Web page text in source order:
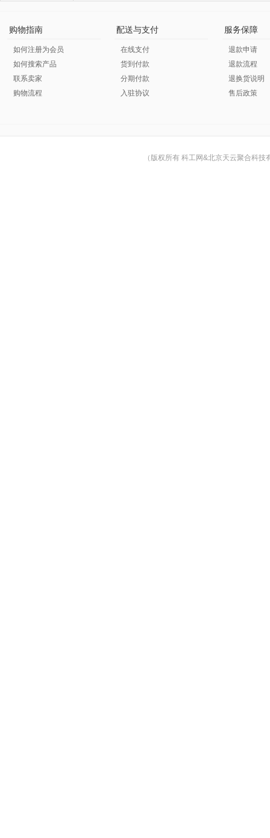
购物指南
如何注册为会员
如何搜索产品
联系卖家
购物流程
配送与支付
在线支付
货到付款
分期付款
入驻协议
服务保障
退款申请
退款流程
退换货说明
售后政策
（版权所有 科工网&北京天云聚合科